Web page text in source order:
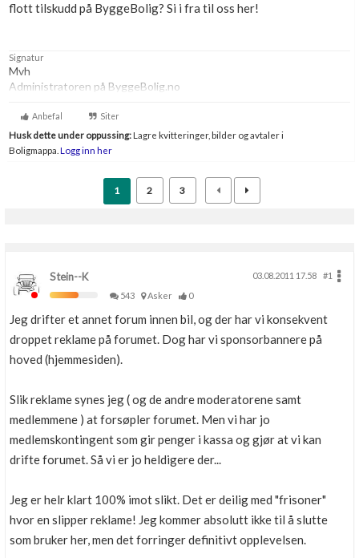
flott tilskudd på ByggeBolig? Si i fra til oss her!
Signatur
Mvh
Administratoren på ByggeBolig.no
Anbefal Siter
Husk dette under oppussing:Lagre kvitteringer, bilder og avtaler i
Boligmappa. Logg inn her
1 2 3
Stein--K 03.08.2011 17.58
#1
543
Asker 0
Jeg drifter et annet forum innen bil, og der har vi konsekvent
droppet reklame på forumet. Dog har vi sponsorbannere på
hoved (hjemmesiden).
Slik reklame synes jeg ( og de andre moderatorene samt
medlemmene ) at forsøpler forumet. Men vi har jo
medlemskontingent som gir penger i kassa og gjør at vi kan
drifte forumet. Så vi er jo heldigere der...
Jeg er helr klart 100% imot slikt. Det er deilig med "frisoner"
hvor en slipper reklame! Jeg kommer absolutt ikke til å slutte
som bruker her, men det forringer definitivt opplevelsen.